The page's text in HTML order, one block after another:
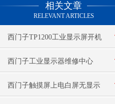
相关文章
RELEVANT ARTICLES
西门子TP1200工业显示屏开机
后进不去操作系统
西门子工业显示器维修中心
（当天修好）
西门子触摸屏上电白屏无显示